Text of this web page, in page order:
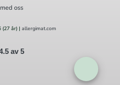
med oss
(27 år) | allergimat.com
av 5